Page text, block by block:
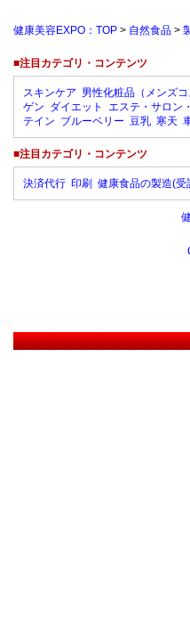
健康美容EXPO：TOP > 自然食品 >
■注目カテゴリ・コンテンツ
スキンケア 男性化粧品（メンズコ
ゲン ダイエット エステ・サロン
テイン ブルーベリー 豆乳 寒天
■注目カテゴリ・コンテンツ
決済代行 印刷 健康食品の製造(受